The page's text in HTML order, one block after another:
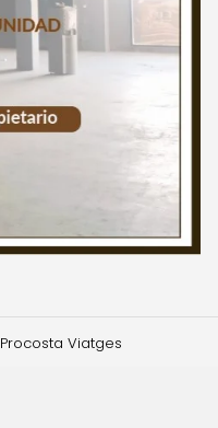
Procosta Viatges